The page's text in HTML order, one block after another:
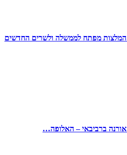
המלצות מפתח לממשלה ולשרים החדשים
אורנה ברביבאי – האלופה…